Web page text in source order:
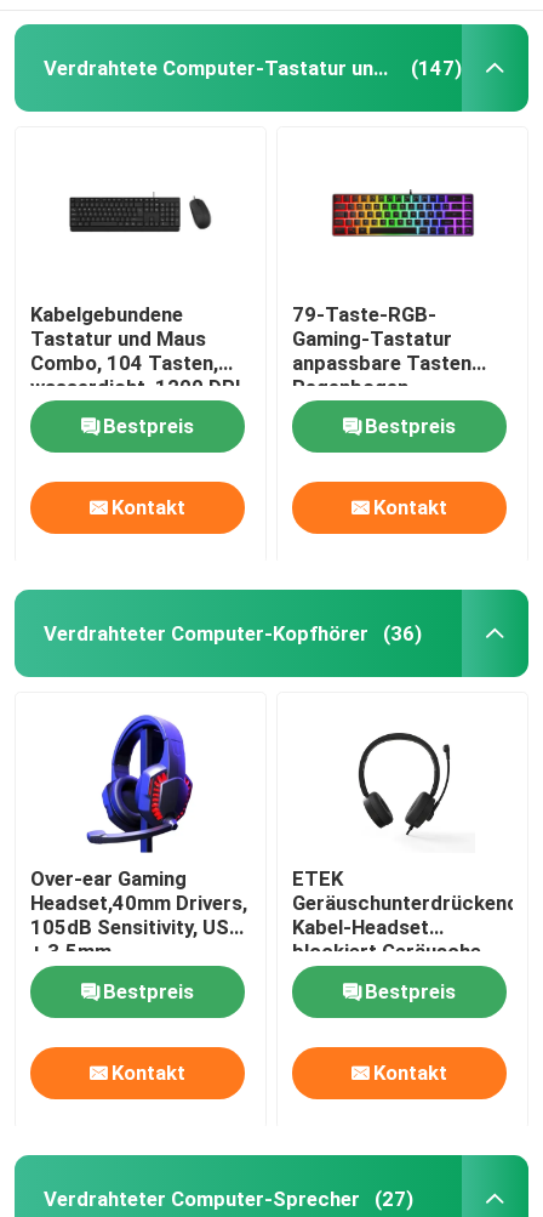
Produkte
Verdrahtete Computer-Tastatur und Maus (147)
Kabelgebundene
Tastatur und Maus
Combo, 104 Tasten,
wasserdicht, 1200 DPI,
USB Plug-and-Play, für
Büros, Schulen
Bestpreis
Kontakt
79-Taste-RGB-
Gaming-Tastatur
anpassbare Tasten
Regenbogen-
Hintergrundbeleuchtung
USB Plug-Play
Bestpreis
Kontakt
Verdrahteter Computer-Kopfhörer (36)
Over-ear Gaming
Headset,40mm Drivers,
105dB Sensitivity, USB
+ 3.5mm,
Omnidirectional Mic,
1.8M Cable, 20-20KHz
Frequency
Bestpreis
Kontakt
ETEK
Geräuschunterdrückendes
Kabel-Headset
blockiert Geräusche
für immersive
Geräusche in
Besprechungen
Bestpreis
Kontakt
Verdrahteter Computer-Sprecher (27)